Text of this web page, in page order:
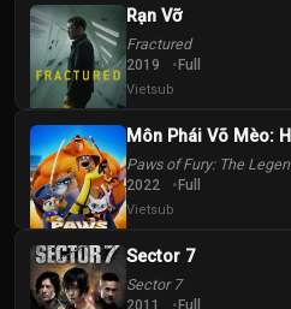
Rạn Vỡ
Fractured
2019 Full
Vietsub
Môn Phái Võ Mèo:
Paws of Fury: The
2022 Full
Vietsub
Sector 7
Sector 7
2011 Full